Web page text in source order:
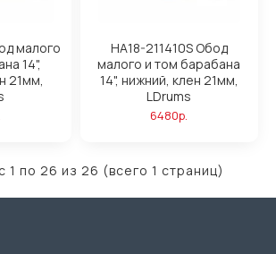
малого
14",
21мм,
HA18-211410S Обод
малого и том барабана
14", нижний, клен 21мм,
LDrums
6480р.
1 по 26 из 26 (всего 1 страниц)